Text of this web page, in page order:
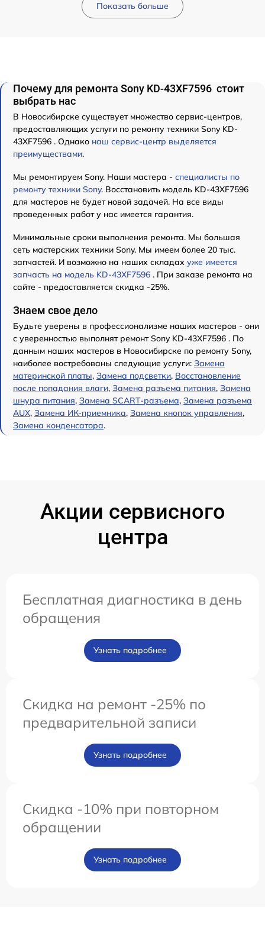
Показать больше
Почему для ремонта Sony KD-43XF7596 стоит
выбрать нас
В Новосибирске существует множество сервис-центров,
предоставляющих услуги по ремонту техники Sony KD-
43XF7596 . Однако наш сервис-центр выделяется
преимуществами.
Мы ремонтируем Sony. Наши мастера - специалисты по
ремонту техники Sony. Восстановить модель KD-43XF7596
для мастеров не будет новой задачей. На все виды
проведенных работ у нас имеется гарантия.
Минимальные сроки выполнения ремонта. Мы большая
сеть мастерских техники Sony. Мы имеем более 20 тыс.
запчастей. И возможно на наших складах уже имеется
запчасть на модель KD-43XF7596 . При заказе ремонта на
сайте - предоставляется скидка -25%.
Знаем свое дело
Будьте уверены в профессионализме наших мастеров - они
с уверенностью выполнят ремонт Sony KD-43XF7596 . По
данным наших мастеров в Новосибирске по ремонту Sony,
наиболее востребованы следующие услуги: Замена
материнской платы, Замена подсветки, Восстановление
после попадания влаги, Замена разъема питания, Замена
шнура питания, Замена SCART-разъема, Замена разъема
AUX, Замена ИК-приемника, Замена кнопок управления,
Замена конденсатора.
Акции сервисного
центра
Бесплатная диагностика в день
обращения
Узнать подробнее
Скидка на ремонт -25% по
предварительной записи
Узнать подробнее
Скидка -10% при повторном
обращении
Узнать подробнее